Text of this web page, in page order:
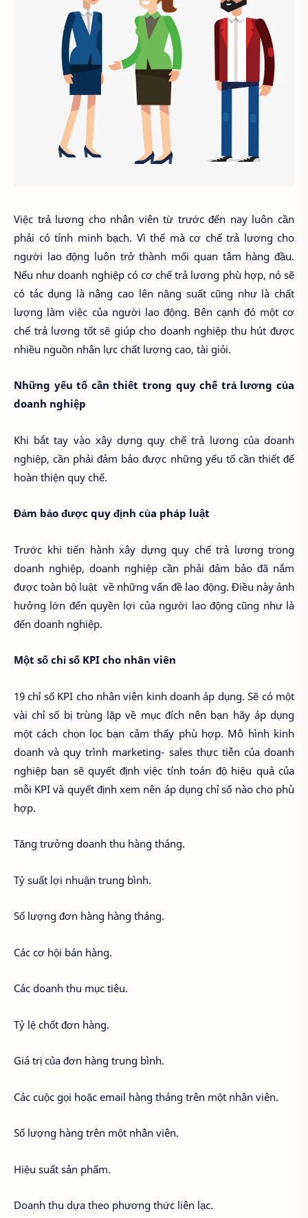
Việc trả lương cho nhân viên từ trước đến nay luôn cần
phải có tính minh bạch. Vì thế mà cơ chế trả lương cho
người lao động luôn trở thành mối quan tâm hàng đầu.
Nếu như doanh nghiệp có cơ chế trả lương phù hợp, nó sẽ
có tác dụng là nâng cao lên năng suất cũng như là chất
lượng làm việc của người lao động. Bên cạnh đó một cơ
chế trả lương tốt sẽ giúp cho doanh nghiệp thu hút được
nhiều nguồn nhân lực chất lượng cao, tài giỏi.
Những yếu tố cần thiết trong quy chế trả lương của
doanh nghiệp
Khi bắt tay vào xây dựng quy chế trả lương của doanh
nghiệp, cần phải đảm bảo được những yếu tố cần thiết để
hoàn thiện quy chế.
Đảm bảo được quy định của pháp luật
Trước khi tiến hành xây dựng quy chế trả lương trong
doanh nghiệp, doanh nghiệp cần phải đảm bảo đã nắm
được toàn bộ luật về những vấn đề lao động. Điều này ảnh
hưởng lớn đến quyền lợi của người lao động cũng như là
đến doanh nghiệp.
Một số chỉ số KPI cho nhân viên
19 chỉ số KPI cho nhân viên kinh doanh áp dụng. Sẽ có một
vài chỉ số bị trùng lặp về mục đích nên bạn hãy áp dụng
một cách chọn lọc bạn cảm thấy phù hợp. Mô hình kinh
doanh và quy trình marketing- sales thực tiễn của doanh
nghiệp bạn sẽ quyết định việc tính toán độ hiệu quả của
mỗi KPI và quyết định xem nên áp dụng chỉ số nào cho phù
hợp.
Tăng trưởng doanh thu hàng tháng.
Tỷ suất lợi nhuận trung bình.
Số lượng đơn hàng hàng tháng.
Các cơ hội bán hàng.
Các doanh thu mục tiêu.
Tỷ lệ chốt đơn hàng.
Giá trị của đơn hàng trung bình.
Các cuộc gọi hoặc email hàng tháng trên một nhân viên.
Số lượng hàng trên một nhân viên.
Hiệu suất sản phẩm.
Doanh thu dựa theo phương thức liên lạc.